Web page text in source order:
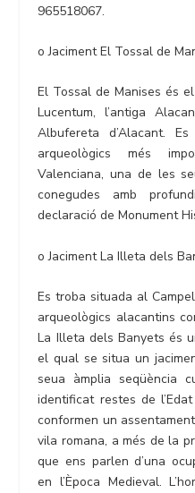
965518067.
o Jaciment El Tossal de
El Tossal de Manises és
Lucentum, l’antiga
Albufereta d’Alacant.
arqueològics més
Valenciana, una de les
conegudes amb
declaració de Monument
o Jaciment La Illeta dels
Es troba situada al
arqueològics alacantins
La Illeta dels Banyets és
el qual se situa un
seua àmplia seqüència
identificat restes de
conformen un
vila romana, a més de la
que ens parlen d’una
en l’Època Medieval.